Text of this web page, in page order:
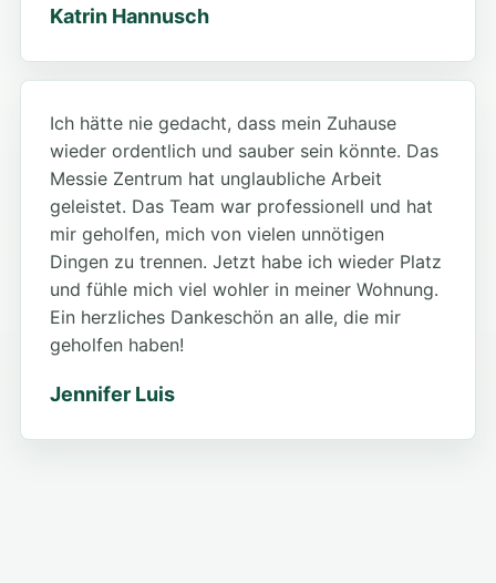
Katrin Hannusch
Ich hätte nie gedacht, dass mein Zuhause
wieder ordentlich und sauber sein könnte. Das
Messie Zentrum hat unglaubliche Arbeit
geleistet. Das Team war professionell und hat
mir geholfen, mich von vielen unnötigen
Dingen zu trennen. Jetzt habe ich wieder Platz
und fühle mich viel wohler in meiner Wohnung.
Ein herzliches Dankeschön an alle, die mir
geholfen haben!
Jennifer Luis